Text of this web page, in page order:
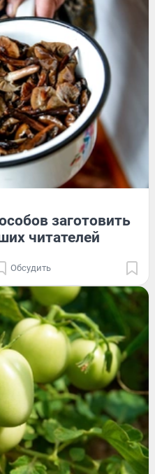
заготовить
читателей
Обсудить